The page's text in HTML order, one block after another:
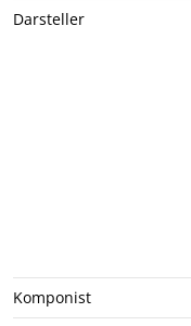
Darsteller
Komponist